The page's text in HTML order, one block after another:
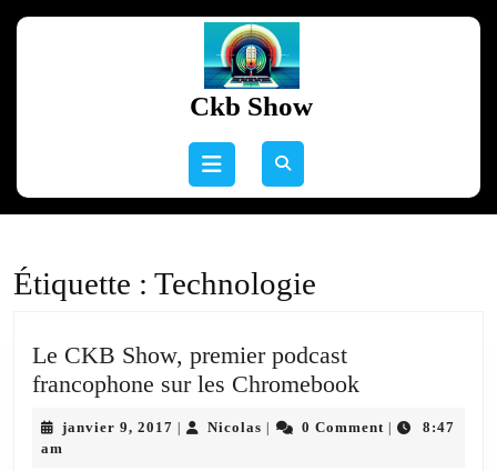
Ckb Show
Open
Étiquette : Technologie
Le CKB Show, premier podcast
francophone sur les ChromebookLe
Show,
janvier 9, 2017 janvierNicolas Nicolas0 Comment
8:47
am